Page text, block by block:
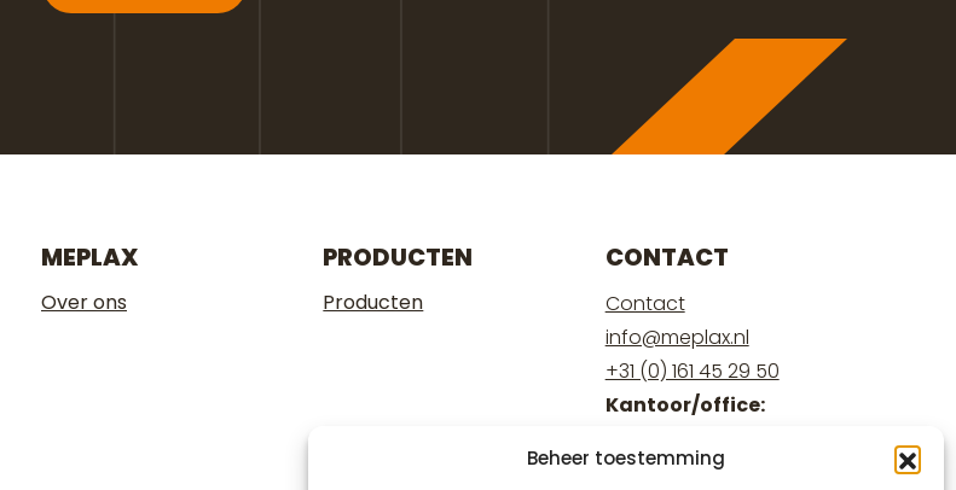
Beheer toestemming
MEPLAX
Over ons
PRODUCTEN
Producten
CONTACT
Contact
info@meplax.nl
+31 (0) 161 45 29 50
Kantoor/office:
5126 PT Gilze